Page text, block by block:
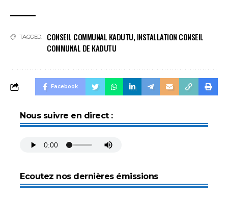
TAGGED: CONSEIL COMMUNAL KADUTU, INSTALLATION CONSEIL
COMMUNAL DE KADUTU
Facebook
Nous suivre en direct :
Ecoutez nos dernières émissions